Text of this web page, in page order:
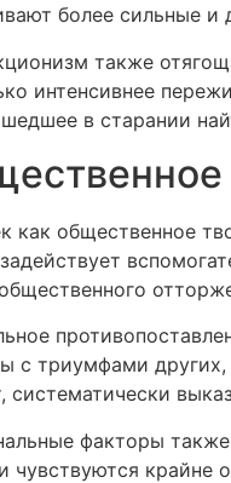
более сильные и
также
интенсивнее
в старании
как общественное
с триумфами
систематически
факторы
чувствуются крайне